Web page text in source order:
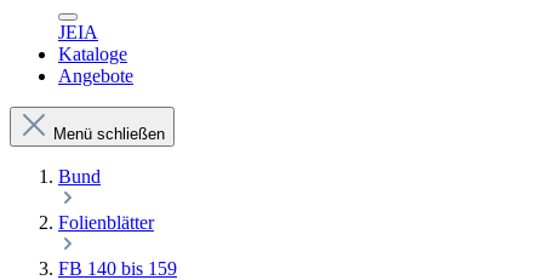
JEIA
Kataloge
Angebote
Menü schließen
Bund
Folienblätter
FB 140 bis 159